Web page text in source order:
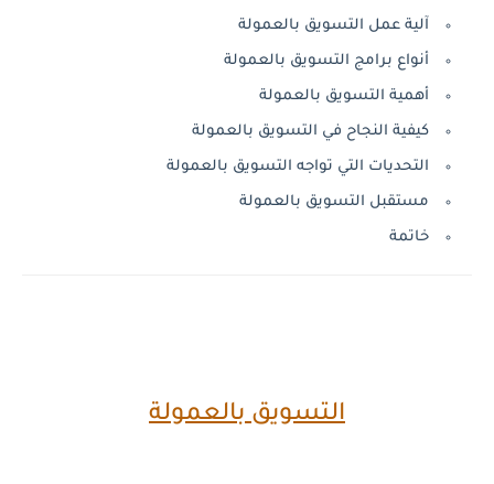
آلية عمل التسويق بالعمولة
أنواع برامج التسويق بالعمولة
أهمية التسويق بالعمولة
كيفية النجاح في التسويق بالعمولة
التحديات التي تواجه التسويق بالعمولة
مستقبل التسويق بالعمولة
خاتمة
التسويق بالعمولة